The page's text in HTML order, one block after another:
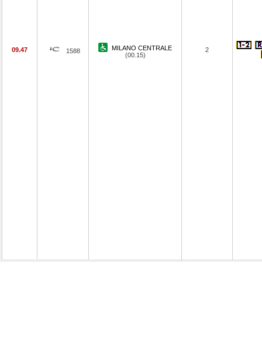
09.47 1588
MILANO CENTRALE
(00.15)
2